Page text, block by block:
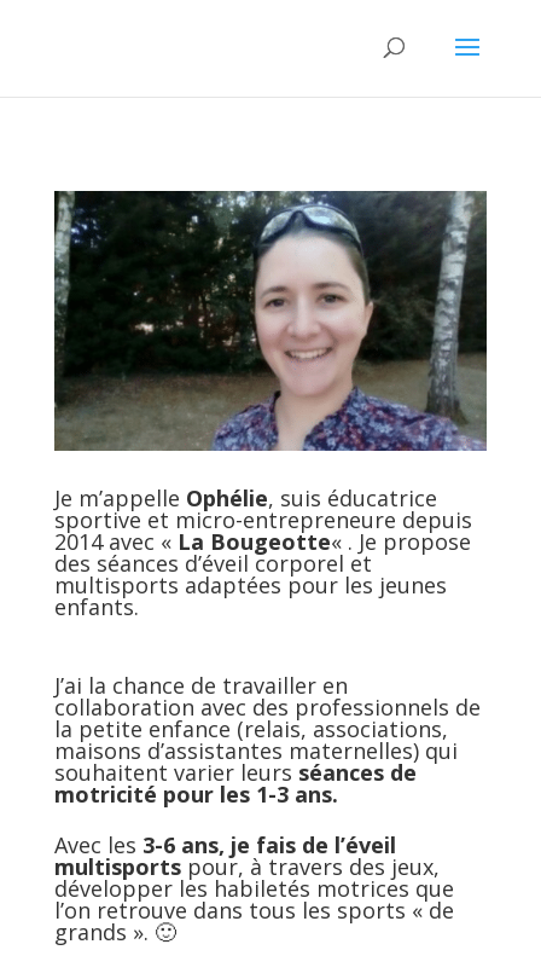
Je m’appelle Ophélie, suis éducatrice
sportive et micro-entrepreneure depuis
2014 avec « La Bougeotte« . Je propose
des séances d’éveil corporel et
multisports adaptées pour les jeunes
enfants.
J’ai la chance de travailler en
collaboration avec des professionnels de
la petite enfance (relais, associations,
maisons d’assistantes maternelles) qui
souhaitent varier leurs séances de
motricité pour les 1-3 ans.
Avec les 3-6 ans, je fais de l’éveil
multisportspour, à travers des jeux,
développer les habiletés motrices que
l’on retrouve dans tous les sports « de
grands ». 🙂